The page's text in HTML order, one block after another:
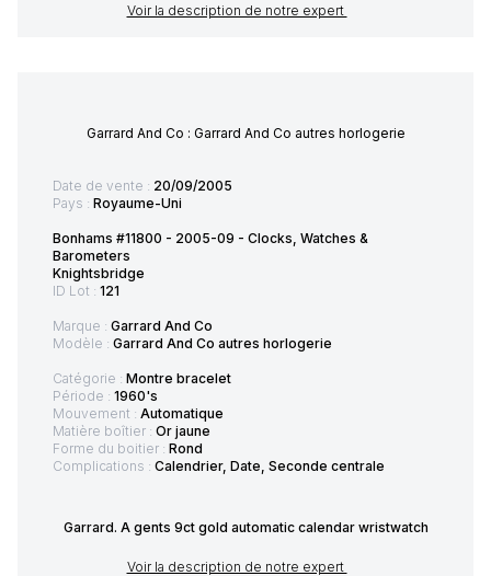
Voir la description de notre expert
Garrard And Co : Garrard And Co autres horlogerie
Date de vente : 20/09/2005
Pays : Royaume-Uni
Bonhams #11800 - 2005-09 - Clocks, Watches &
Barometers
Knightsbridge
ID Lot : 121
Marque : Garrard And Co
Modèle : Garrard And Co autres horlogerie
Catégorie : Montre bracelet
Période : 1960's
Mouvement : Automatique
Matière boîtier : Or jaune
Forme du boitier : Rond
Complications : Calendrier, Date, Seconde centrale
Garrard. A gents 9ct gold automatic calendar wristwatch
Voir la description de notre expert